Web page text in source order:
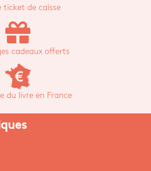
ticket de caisse
cadeaux offerts
du livre en France